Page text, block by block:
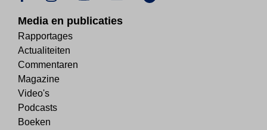
Media en publicaties
Rapportages
Actualiteiten
Commentaren
Magazine
Video's
Podcasts
Boeken